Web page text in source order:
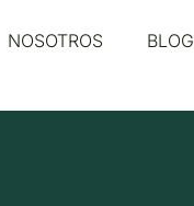
NOSOTROS BLOG